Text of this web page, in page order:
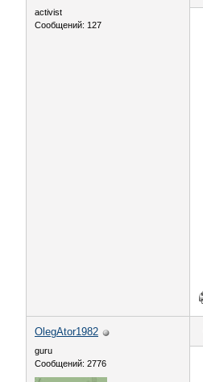
activist
Сообщений: 127
OlegAtor1982
guru
Сообщений: 2776